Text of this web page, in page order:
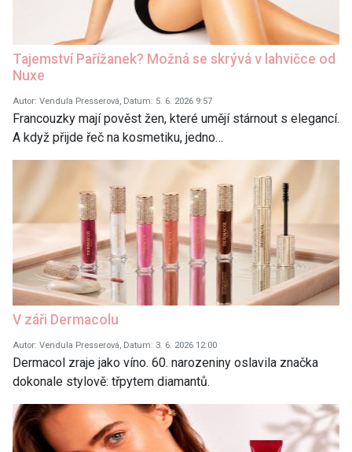
Tajemství Pařížanek? Možná se skrývá v lahvičce od
Nuxe
Autor: Vendula Presserová, Datum: 5. 6. 2026 9:57
Francouzky mají pověst žen, které umějí stárnout s elegancí.
A když přijde řeč na kosmetiku, jedno…
V záři Dermacolu
Autor: Vendula Presserová, Datum: 3. 6. 2026 12:00
Dermacol zraje jako víno. 60. narozeniny oslavila značka
dokonale stylově: třpytem diamantů.